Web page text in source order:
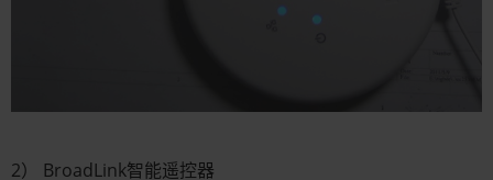
2） BroadLink智能遥控器